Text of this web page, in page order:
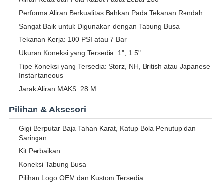
Performa Aliran Berkualitas Bahkan Pada Tekanan Rendah
Sangat Baik untuk Digunakan dengan Tabung Busa
Tekanan Kerja: 100 PSI atau 7 Bar
Ukuran Koneksi yang Tersedia: 1", 1.5"
Tipe Koneksi yang Tersedia: Storz, NH, British atau Japanese
Instantaneous
Jarak Aliran MAKS: 28 M
Pilihan & Aksesori
Gigi Berputar Baja Tahan Karat, Katup Bola Penutup dan
Saringan
Kit Perbaikan
Koneksi Tabung Busa
Pilihan Logo OEM dan Kustom Tersedia